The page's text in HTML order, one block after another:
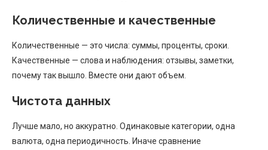
Количественные и качественные
Количественные — это числа: суммы, проценты, сроки.
Качественные — слова и наблюдения: отзывы, заметки,
почему так вышло. Вместе они дают объем.
Чистота данных
Лучше мало, но аккуратно. Одинаковые категории, одна
валюта, одна периодичность. Иначе сравнение